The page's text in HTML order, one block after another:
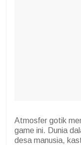
Atmosfer gotik
game ini. Dunia
desa manusia,